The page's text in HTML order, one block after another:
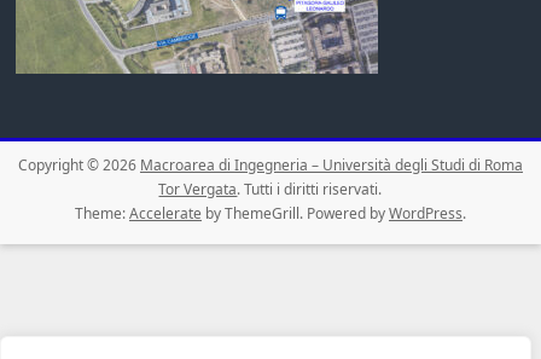
Copyright © 2026 Macroarea di Ingegneria – Università degli Studi di Roma
Tor Vergata. Tutti i diritti riservati.
Theme:Accelerate by ThemeGrill. Powered byWordPress.